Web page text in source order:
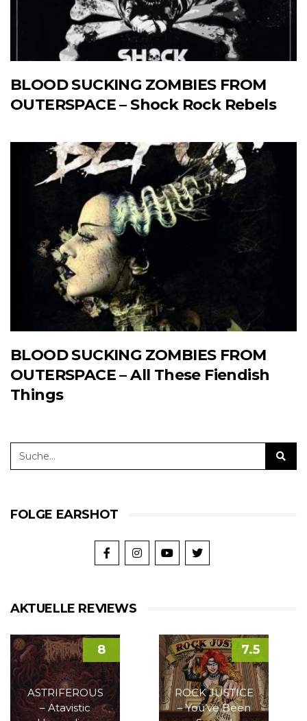
BLOOD SUCKING ZOMBIES FROM
OUTERSPACE – Shock Rock Rebels
BLOOD SUCKING ZOMBIES FROM
OUTERSPACE – All These Fiendish
Things
FOLGE EARSHOT
AKTUELLE REVIEWS
ASTRIFEROUS
– Atavistic
8
ROCK JUSTICE
– You’ve Been
7.5